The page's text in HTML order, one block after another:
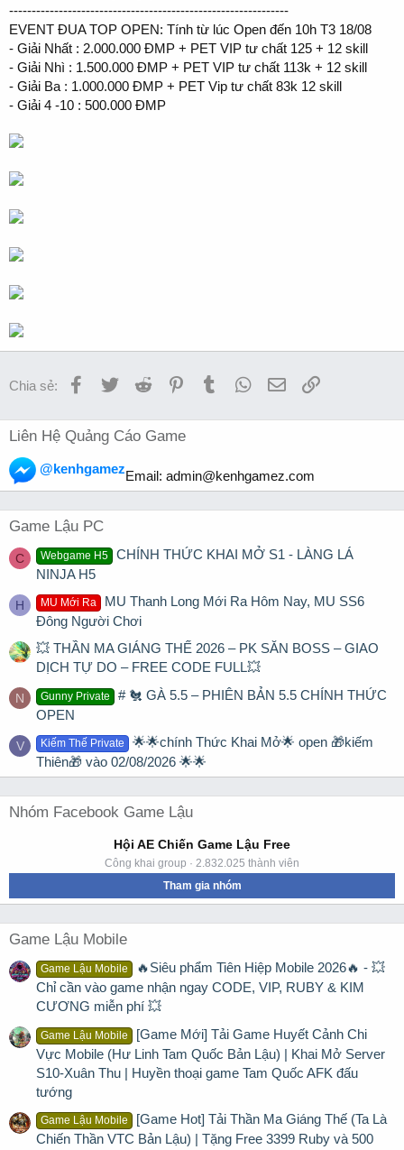
--------------------------------------------------------------
EVENT ĐUA TOP OPEN: Tính từ lúc Open đến 10h T3 18/08
- Giải Nhất : 2.000.000 ĐMP + PET VIP tư chất 125 + 12 skill
- Giải Nhì : 1.500.000 ĐMP + PET VIP tư chất 113k + 12 skill
- Giải Ba : 1.000.000 ĐMP + PET Vip tư chất 83k 12 skill
- Giải 4 -10 : 500.000 ĐMP
Chia sẻ: Facebook
TwitterReddit PinterestTumblrWhatsApp
EmailLink
Liên Hệ Quảng Cáo Game
@kenhgamezEmail: admin@kenhgamez.com
Game Lậu PC
C Webgame H5
CHÍNH THỨC KHAI MỞ S1 - LÀNG LÁ
NINJA H5
H MU Mới Ra
MU Thanh Long Mới Ra Hôm Nay, MU SS6
Đông Người Chơi
💥 THẦN MA GIÁNG THẾ 2026 – PK SĂN BOSS – GIAO
DỊCH TỰ DO – FREE CODE FULL💥
N Gunny Private
# 🐔 GÀ 5.5 – PHIÊN BẢN 5.5 CHÍNH THỨC
OPEN
V Kiếm Thế Private
🌟🌟chính Thức Khai Mở🌟 open 🎁kiếm
Thiên🎁 vào 02/08/2026 🌟🌟
Nhóm Facebook Game Lậu
Hội AE Chiến Game Lậu Free
Công khai group · 2.832.025 thành viên
Tham gia nhóm
Game Lậu Mobile
Game Lậu Mobile
🔥Siêu phẩm Tiên Hiệp Mobile 2026🔥 - 💥
Chỉ cần vào game nhận ngay CODE, VIP, RUBY & KIM
CƯƠNG miễn phí 💥
Game Lậu Mobile
[Game Mới] Tải Game Huyết Cảnh Chi
Vực Mobile (Hư Linh Tam Quốc Bản Lậu) | Khai Mở Server
S10-Xuân Thu | Huyền thoại game Tam Quốc AFK đấu
tướng
Game Lậu Mobile
[Game Hot] Tải Thần Ma Giáng Thế (Ta Là
Chiến Thần VTC Bản Lậu) | Tặng Free 3399 Ruby và 500